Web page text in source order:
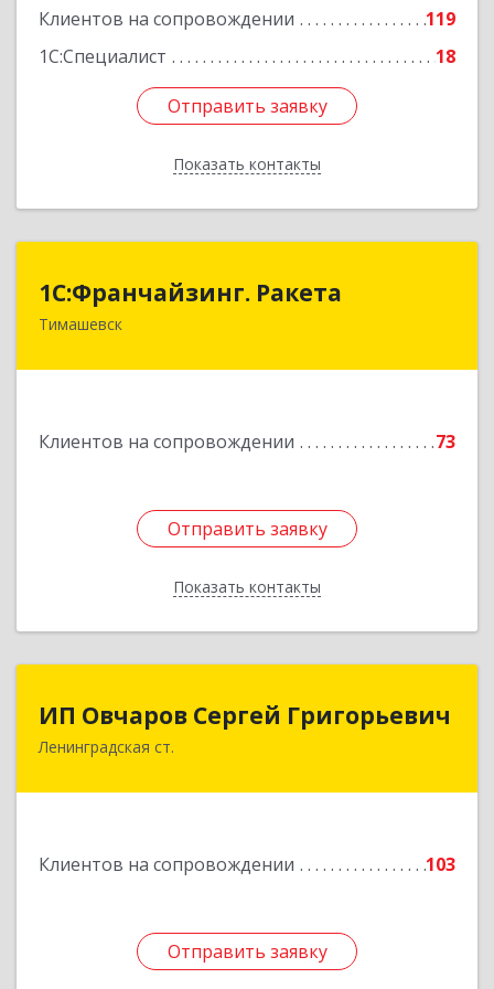
Клиентов на сопровождении
119
1С:Специалист
18
Отправить заявку
Показать контакты
Отправить заявку
Назад
1С:Франчайзинг. Ракета
Тимашевск
Клиентов на сопровождении 73
Отправить заявку
Показать контакты
1С:Франчайзинг. Ракета
Краснодарский край, Тимашевский р-н,
Отправить заявку
Назад
ИП Овчаров Сергей Григорьевич
Ленинградская ст.
Клиентов на сопровождении 103
Отправить заявку
ИП Овчаров Сергей Григорьевич
353740, Краснодарский край, Ленинградский р-
Подробнее
Отправить заявку